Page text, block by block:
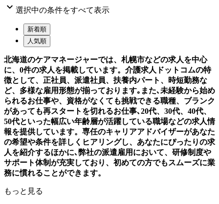
 選択中の条件をすべて表示
新着順
人気順
北海道のケアマネージャーでは、札幌市などの求人を中心
に、0件の求人を掲載しています。介護求人ドットコムの特
徴として、正社員、派遣社員、扶養内パート、時短勤務な
ど、多様な雇用形態が揃っております｡また､未経験から始め
られるお仕事や、資格がなくても挑戦できる職種、ブランク
があっても再スタートを切れるお仕事､20代、30代、40代、
50代といった幅広い年齢層が活躍している職場などの求人情
報を提供しています。専任のキャリアアドバイザーがあなた
の希望や条件を詳しくヒアリングし、あなたにぴったりの求
人を紹介するほかに､弊社の派遣雇用において、研修制度や
サポート体制が充実しており、初めての方でもスムーズに業
務に慣れることができます。
もっと見る